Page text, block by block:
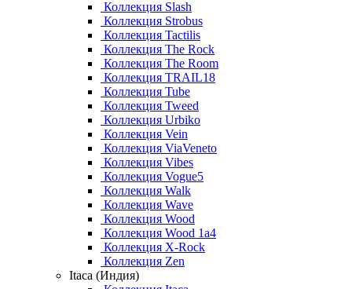
Коллекция Slash
Коллекция Strobus
Коллекция Tactilis
Коллекция The Rock
Коллекция The Room
Коллекция TRAIL18
Коллекция Tube
Коллекция Tweed
Коллекция Urbiko
Коллекция Vein
Коллекция ViaVeneto
Коллекция Vibes
Коллекция Vogue5
Коллекция Walk
Коллекция Wave
Коллекция Wood
Коллекция Wood 1a4
Коллекция X-Rock
Коллекция Zen
Itaca (Индия)